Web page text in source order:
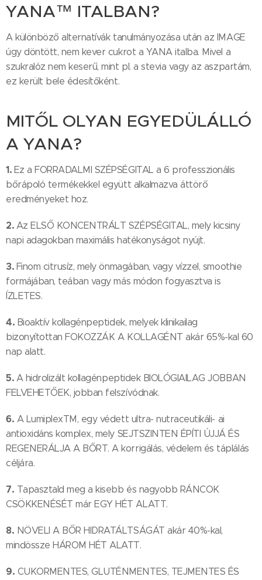
YANA™ ITALBAN?
A különböző alternatívák tanulmányozása után az IMAGE
úgy döntött, nem kever cukrot a YANA italba. Mivel a
szukralóz nem keserű, mint pl. a stevia vagy az aszpartám,
ez került bele édesítőként.
MITŐL OLYAN EGYEDÜLÁLLÓ
A YANA?
1. Ez a FORRADALMI SZÉPSÉGITAL a 6 professzionális
bőrápoló termékekkel együtt alkalmazva áttörő
eredményeket hoz.
2. Az ELSŐ KONCENTRÁLT SZÉPSÉGITAL, mely kicsiny
napi adagokban maximális hatékonyságot nyújt.
3. Finom citrusíz, mely önmagában, vagy vízzel, smoothie
formájában, teában vagy más módon fogyasztva is
ÍZLETES.
4. Bioaktív kollagénpeptidek, melyek klinikailag
bizonyítottan FOKOZZÁK A KOLLAGÉNT akár 65%-kal 60
nap alatt.
5. A hidrolizált kollagénpeptidek BIOLÓGIAILAG JOBBAN
FELVEHETŐEK, jobban felszívódnak.
6. A LumiplexTM, egy védett ultra- nutraceutikáli- ai
antioxidáns komplex, mely SEJTSZINTEN ÉPÍTI ÚJJÁ ÉS
REGENERÁLJA A BŐRT. A korrigálás, védelem és táplálás
céljára.
7. Tapasztald meg a kisebb és nagyobb RÁNCOK
CSÖKKENÉSÉT már EGY HÉT ALATT.
8. NÖVELI A BŐR HIDRATÁLTSÁGÁT akár 40%-kal,
mindössze HÁROM HÉT ALATT.
9. CUKORMENTES, GLUTÉNMENTES, TEJMENTES ÉS